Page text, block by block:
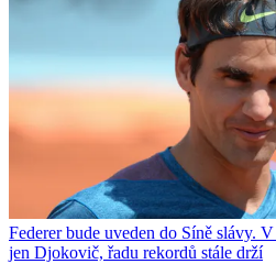
Federer bude uveden do Síně slávy.
jen Djokovič, řadu rekordů stále drží